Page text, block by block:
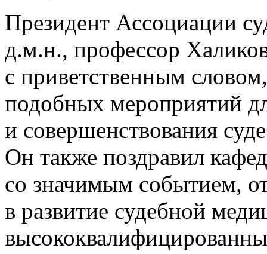
Президент Ассоциации
д.м.н., профессор
с приветственным
подобных мероприятий
и совершенствования
Он также поздравил
со значимым событием,
в развитие судебной